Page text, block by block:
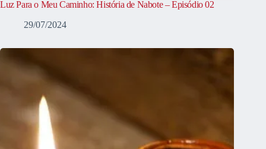
Luz Para o Meu Caminho: História de Nabote – Episódio 02
29/07/2024